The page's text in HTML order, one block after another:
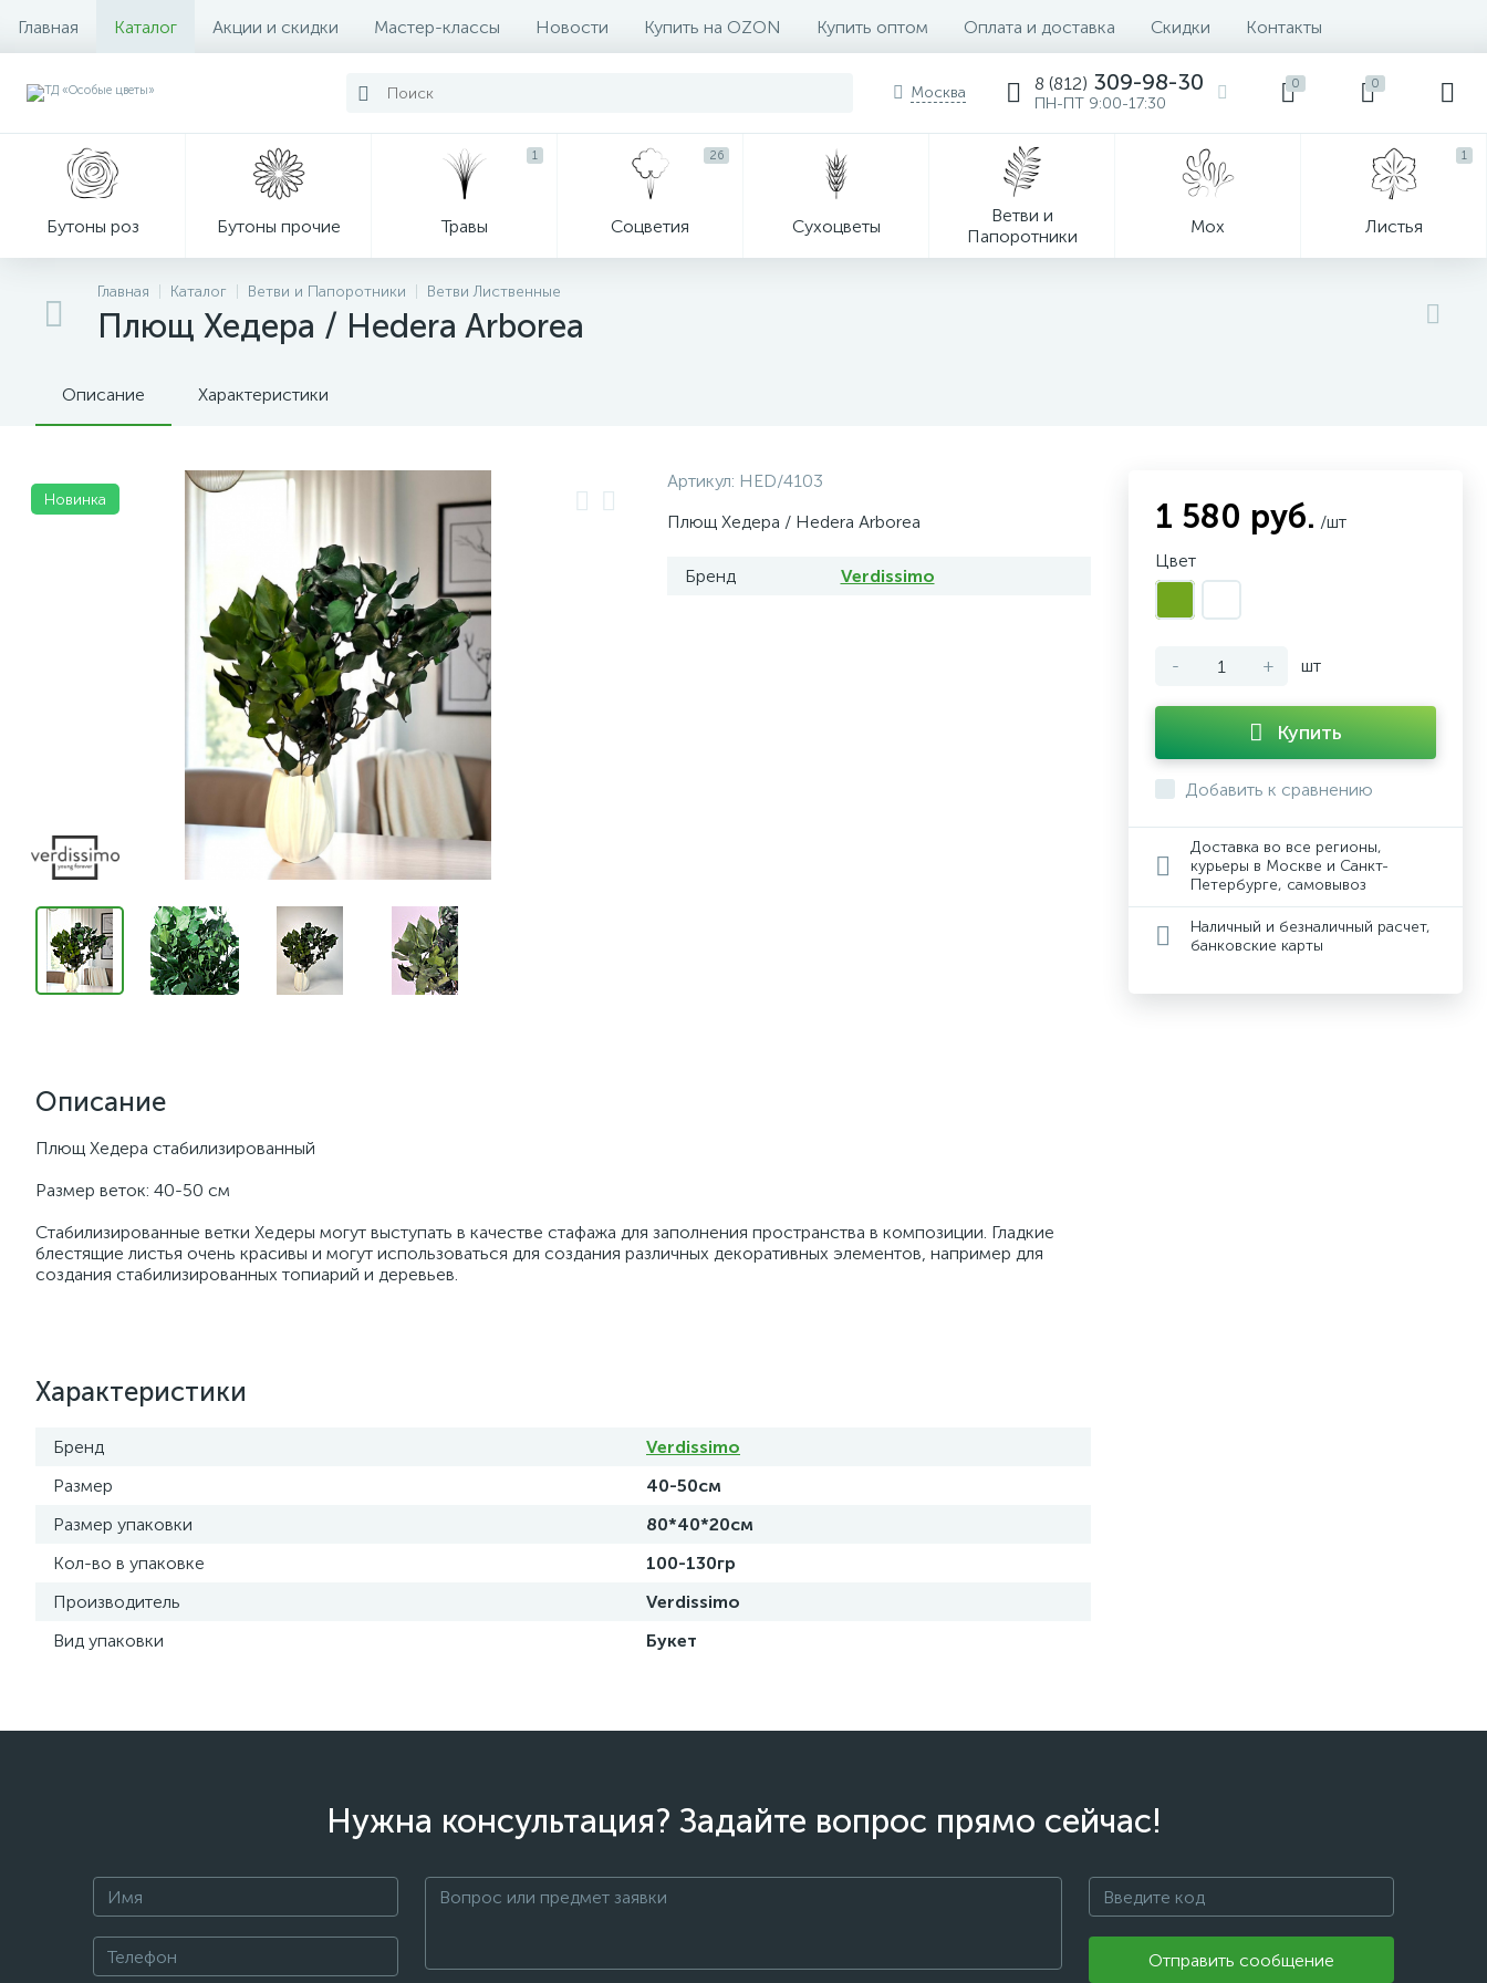
Главная Каталог Акции и скидки Мастер-классы Новости Купить на OZON Купить оптом Оплата и доставка Скидки Контакты
Москва 8 (812) 309-98-30
ПН-ПТ 9:00-17:30
0 0
Бутоны роз Бутоны прочие Травы
1
Соцветия
26
Сухоцветы
Ветви и
Папоротники
Мох Листья
1
Главная Каталог Ветви и Папоротники Ветви Лиственные
Плющ Хедера / Hedera Arborea
Описание Характеристики
Новинка
Артикул: HED/4103
Плющ Хедера / Hedera Arborea
Бренд Verdissimo
Описание
Плющ Хедера стабилизированный
Размер веток: 40-50 см
Стабилизированные ветки Хедеры могут выступать в качестве стафажа для заполнения пространства в композиции. Гладкие
блестящие листья очень красивы и могут использоваться для создания различных декоративных элементов, например для
создания стабилизированных топиарий и деревьев.
Характеристики
Бренд
Verdissimo
Размер
40-50см
Размер упаковки
80*40*20см
Кол-во в упаковке
100-130гр
Производитель
Verdissimo
Вид упаковки
Букет
1 580 руб. /шт
Цвет
- + шт
Купить
Добавить к сравнению
Доставка во все регионы,
курьеры в Москве и Санкт-
Петербурге, самовывоз
Наличный и безналичный расчет,
банковские карты
Нужна консультация? Задайте вопрос прямо сейчас!
Отправить сообщение